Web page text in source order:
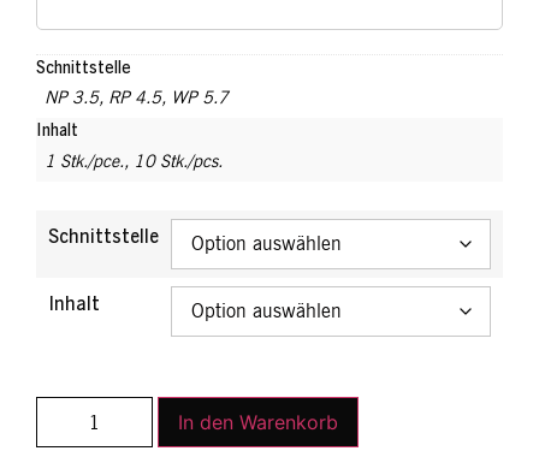
Schnittstelle
NP 3.5, RP 4.5, WP 5.7
Inhalt
1 Stk./pce., 10 Stk./pcs.
Schnittstelle
Inhalt
In den Warenkorb